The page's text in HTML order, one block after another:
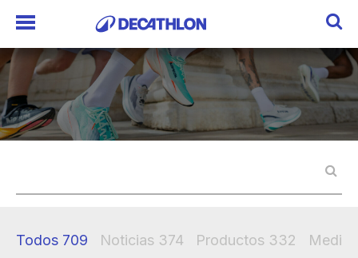
Todos 709 Noticias 374 Productos 332